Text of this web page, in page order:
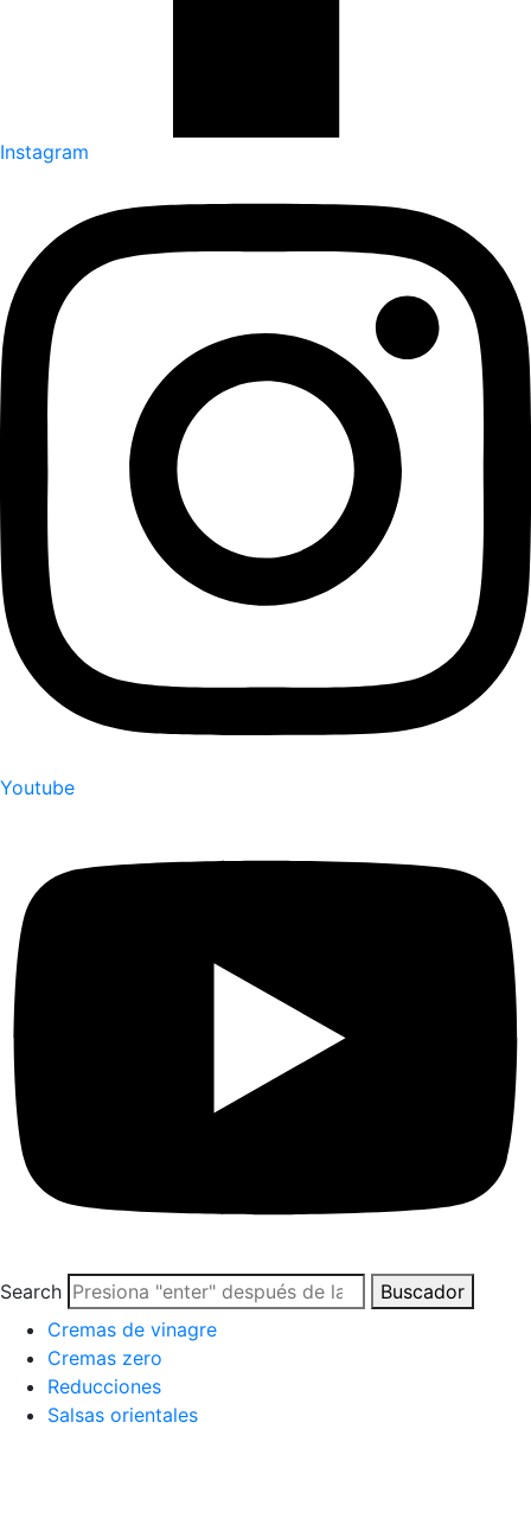
Instagram
Youtube
Search
Buscador
Cremas de vinagre
Cremas zero
Reducciones
Salsas orientales